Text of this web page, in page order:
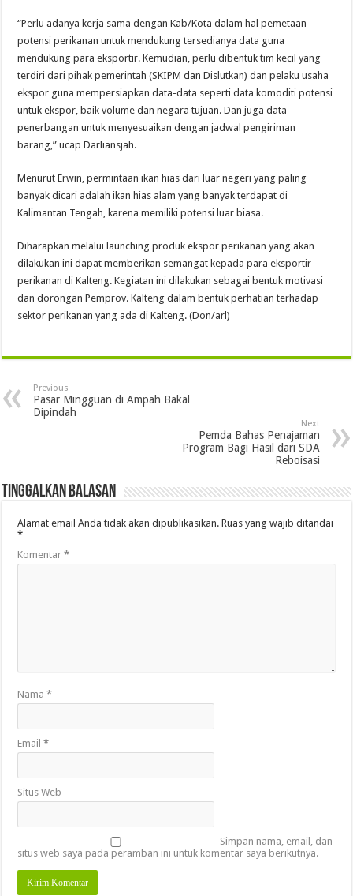
“Perlu adanya kerja sama dengan Kab/Kota dalam hal pemetaan
potensi perikanan untuk mendukung tersedianya data guna
mendukung para eksportir. Kemudian, perlu dibentuk tim kecil yang
terdiri dari pihak pemerintah (SKIPM dan Dislutkan) dan pelaku usaha
ekspor guna mempersiapkan data-data seperti data komoditi potensi
untuk ekspor, baik volume dan negara tujuan. Dan juga data
penerbangan untuk menyesuaikan dengan jadwal pengiriman
barang,” ucap Darliansjah.
Menurut Erwin, permintaan ikan hias dari luar negeri yang paling
banyak dicari adalah ikan hias alam yang banyak terdapat di
Kalimantan Tengah, karena memiliki potensi luar biasa.
Diharapkan melalui launching produk ekspor perikanan yang akan
dilakukan ini dapat memberikan semangat kepada para eksportir
perikanan di Kalteng. Kegiatan ini dilakukan sebagai bentuk motivasi
dan dorongan Pemprov. Kalteng dalam bentuk perhatian terhadap
sektor perikanan yang ada di Kalteng. (Don/arl)
Previous
Pasar Mingguan di Ampah Bakal
Dipindah
Next
Pemda Bahas Penajaman
Program Bagi Hasil dari SDA
Reboisasi
Tinggalkan Balasan
Alamat email Anda tidak akan dipublikasikan. Ruas yang wajib ditandai
*
Komentar*
Nama*
Email*
Situs Web
Simpan nama, email, dan
situs web saya pada peramban ini untuk komentar saya berikutnya.